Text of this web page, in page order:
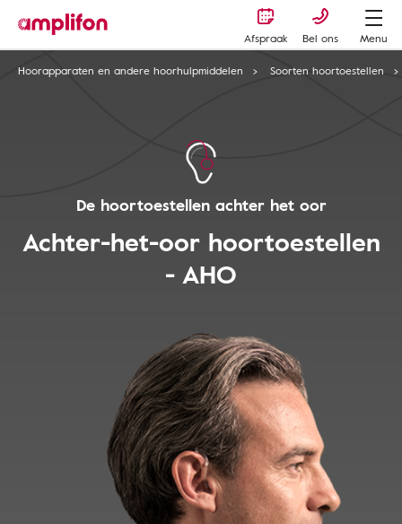
Afspraak Bel ons
Menu
Hoorapparaten en andere hoorhulpmiddelen
Soorten hoortoestellen
De hoortoestellen achter het oor
Achter-het-oor hoortoestellen
- AHO